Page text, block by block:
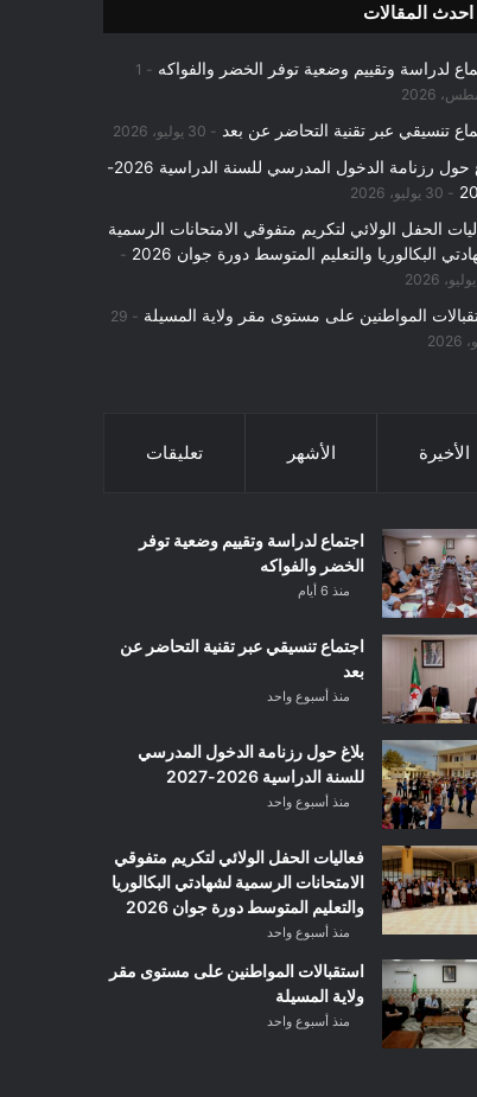
احدث المقالات
لدراسة وتقييم وضعية توفر الخضر والفواكه
1
2026
تنسيقي عبر تقنية التحاضر عن بعد 30 يوليو، 2026
بلاغ حول رزنامة الدخول المدرسي للسنة الدراسية 2026-
30 يوليو، 2026
الحفل الولائي لتكريم متفوقي الامتحانات الرسمية
البكالوريا والتعليم المتوسط دورة جوان 2026
المواطنين على مستوى مقر ولاية المسيلة
29
الأخيرة الأشهر تعليقات
اجتماع لدراسة وتقييم وضعية توفر
الخضر والفواكه
منذ 6 أيام
اجتماع تنسيقي عبر تقنية التحاضر عن
بعد
منذ أسبوع واحد
بلاغ حول رزنامة الدخول المدرسي
للسنة الدراسية 2026-2027
منذ أسبوع واحد
فعاليات الحفل الولائي لتكريم متفوقي
الامتحانات الرسمية لشهادتي البكالوريا
والتعليم المتوسط دورة جوان 2026
منذ أسبوع واحد
استقبالات المواطنين على مستوى مقر
ولاية المسيلة
منذ أسبوع واحد